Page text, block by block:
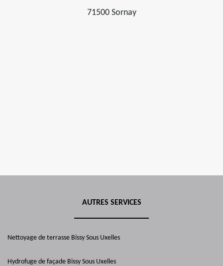
71500 Sornay
AUTRES SERVICES
Nettoyage de terrasse Bissy Sous Uxelles
Hydrofuge de façade Bissy Sous Uxelles